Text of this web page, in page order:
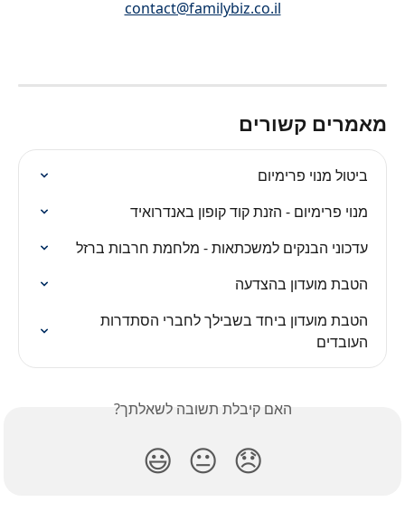
contact@familybiz.co.il
מאמרים קשורים
ביטול מנוי פרימיום
מנוי פרימיום - הזנת קוד קופון באנדרואיד
עדכוני הבנקים למשכתאות - מלחמת חרבות ברזל
הטבת מועדון בהצדעה
הטבת מועדון ביחד בשבילך לחברי הסתדרות
העובדים
האם קיבלת תשובה לשאלתך?
😞
😐
😃